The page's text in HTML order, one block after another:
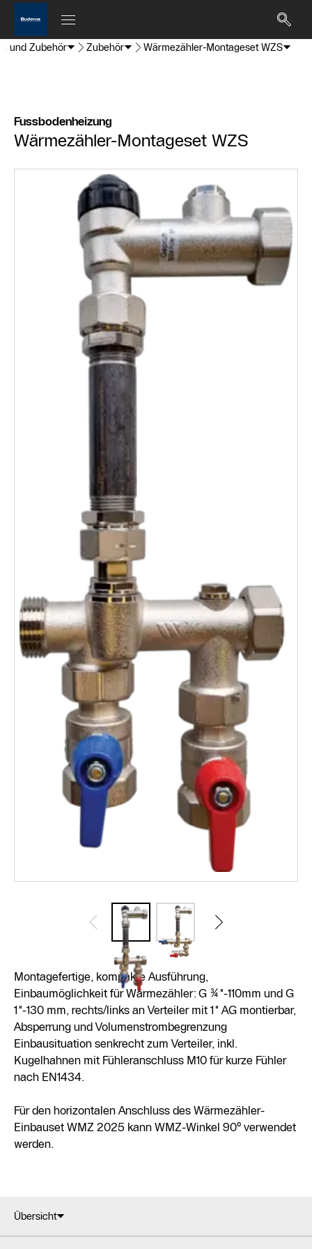
und Zubehör Zubehör Wärmezähler-Montageset WZS
Fussbodenheizung
Wärmezähler-Montageset WZS
Montagefertige, kompakte Ausführung,
Einbaumöglichkeit für Wärmezähler: G ¾"-110mm und G
1"-130 mm, rechts/links an Verteiler mit 1" AG montierbar,
Absperrung und Volumenstrombegrenzung
Einbausituation senkrecht zum Verteiler, inkl.
Kugelhahnen mit Fühleranschluss M10 für kurze Fühler
nach EN1434.
Für den horizontalen Anschluss des Wärmezähler-
Einbauset WMZ 2025 kann WMZ-Winkel 90° verwendet
werden.
Übersicht